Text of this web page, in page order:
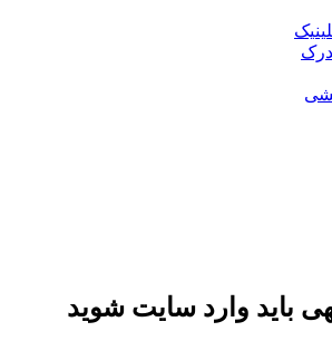
باید وارد سایت شوید